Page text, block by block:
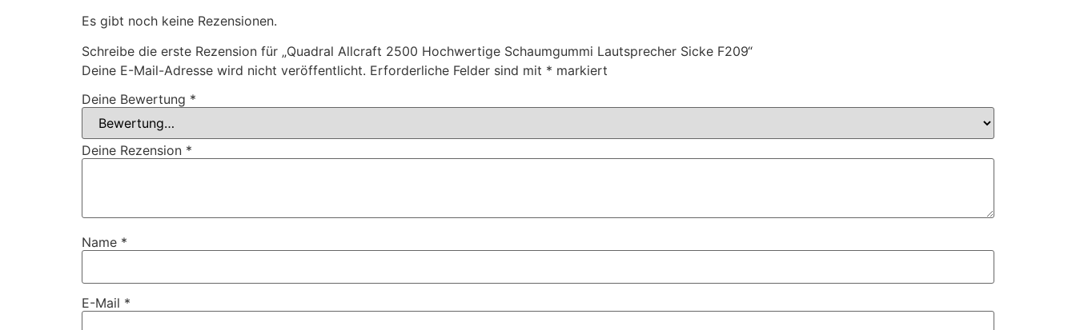
Es gibt noch keine Rezensionen.
Schreibe die erste Rezension für „Quadral Allcraft 2500 Hochwertige Schaumgummi Lautsprecher Sicke F209“
Deine E-Mail-Adresse wird nicht veröffentlicht. Erforderliche Felder sind mit * markiert
Deine Bewertung *
Deine Rezension *
Name *
E-Mail *